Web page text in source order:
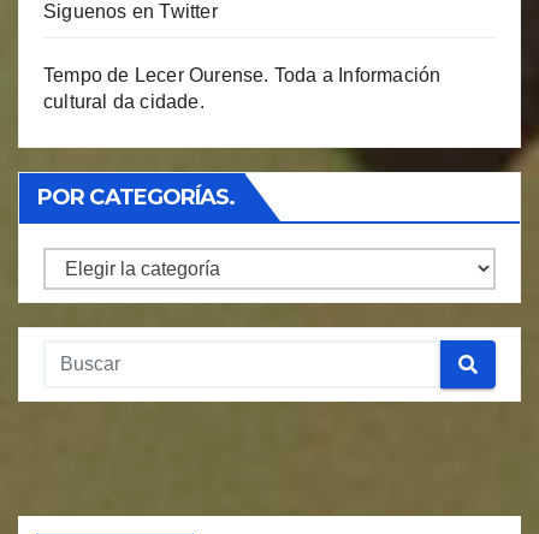
Siguenos en Twitter
Tempo de Lecer Ourense. Toda a Información
cultural da cidade.
POR CATEGORÍAS.
Por
Categorías.